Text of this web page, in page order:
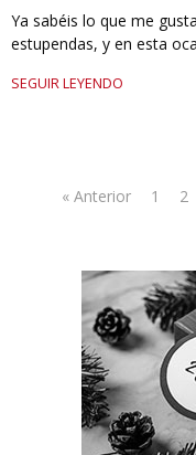
Ya sabéis lo que me
estupendas, y en esta
SEGUIR LEYENDO
« Anterior 1 2